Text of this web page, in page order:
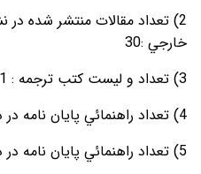
2) تعداد مقالات منتشر شده در
خارجي :30
3) تعداد و ليست کتب ترجمه : 1
4) تعداد راهنمائي پايان نامه در دوره کارشناسي ارشد : 50
5) تعداد راهنمائي پايان نامه در دوره دکتري :20